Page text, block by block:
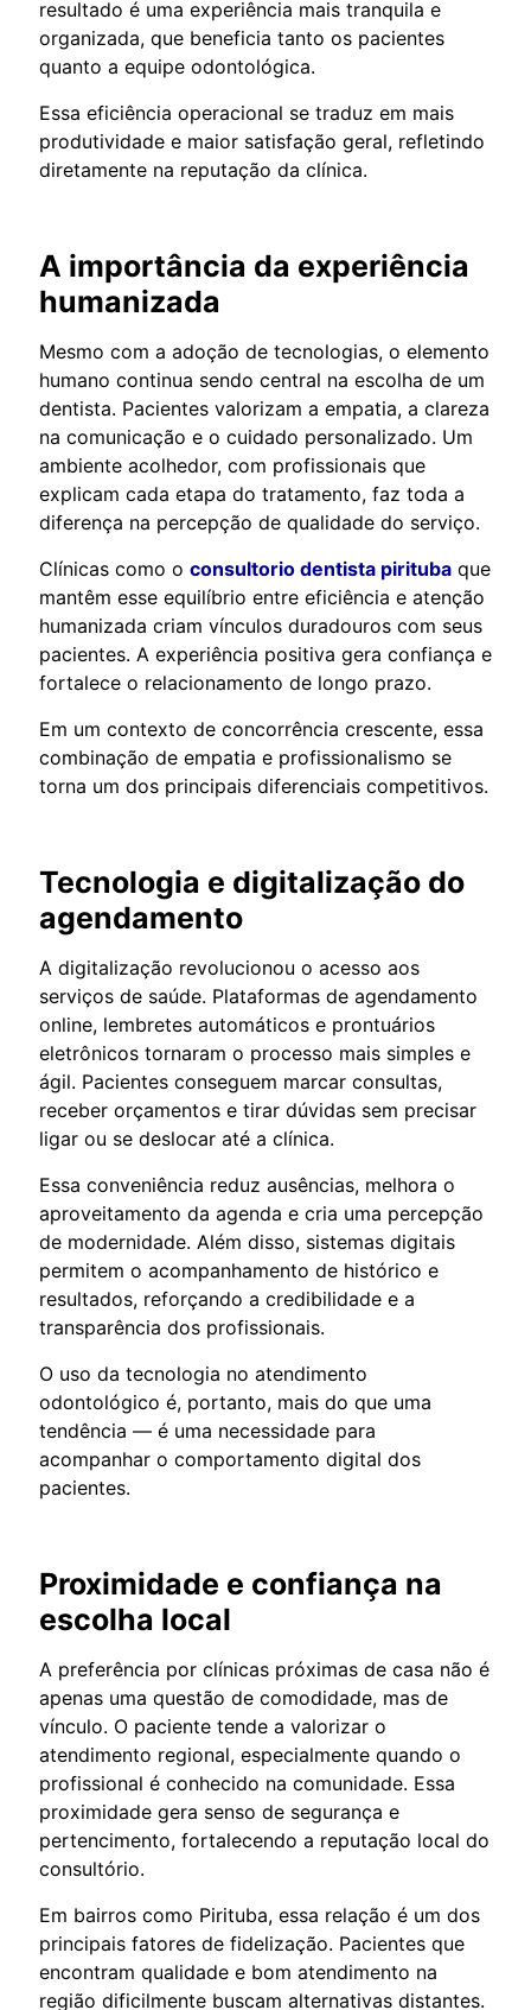
resultado é uma experiência mais tranquila e
organizada, que beneficia tanto os pacientes
quanto a equipe odontológica.
Essa eficiência operacional se traduz em mais
produtividade e maior satisfação geral, refletindo
diretamente na reputação da clínica.
A importância da experiência
humanizada
Mesmo com a adoção de tecnologias, o elemento
humano continua sendo central na escolha de um
dentista. Pacientes valorizam a empatia, a clareza
na comunicação e o cuidado personalizado. Um
ambiente acolhedor, com profissionais que
explicam cada etapa do tratamento, faz toda a
diferença na percepção de qualidade do serviço.
Clínicas como o consultorio dentista pirituba que
mantêm esse equilíbrio entre eficiência e atenção
humanizada criam vínculos duradouros com seus
pacientes. A experiência positiva gera confiança e
fortalece o relacionamento de longo prazo.
Em um contexto de concorrência crescente, essa
combinação de empatia e profissionalismo se
torna um dos principais diferenciais competitivos.
Tecnologia e digitalização do
agendamento
A digitalização revolucionou o acesso aos
serviços de saúde. Plataformas de agendamento
online, lembretes automáticos e prontuários
eletrônicos tornaram o processo mais simples e
ágil. Pacientes conseguem marcar consultas,
receber orçamentos e tirar dúvidas sem precisar
ligar ou se deslocar até a clínica.
Essa conveniência reduz ausências, melhora o
aproveitamento da agenda e cria uma percepção
de modernidade. Além disso, sistemas digitais
permitem o acompanhamento de histórico e
resultados, reforçando a credibilidade e a
transparência dos profissionais.
O uso da tecnologia no atendimento
odontológico é, portanto, mais do que uma
tendência — é uma necessidade para
acompanhar o comportamento digital dos
pacientes.
Proximidade e confiança na
escolha local
A preferência por clínicas próximas de casa não é
apenas uma questão de comodidade, mas de
vínculo. O paciente tende a valorizar o
atendimento regional, especialmente quando o
profissional é conhecido na comunidade. Essa
proximidade gera senso de segurança e
pertencimento, fortalecendo a reputação local do
consultório.
Em bairros como Pirituba, essa relação é um dos
principais fatores de fidelização. Pacientes que
encontram qualidade e bom atendimento na
região dificilmente buscam alternativas distantes.